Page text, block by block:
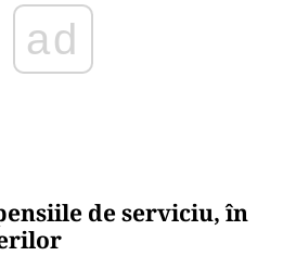
de serviciu, în